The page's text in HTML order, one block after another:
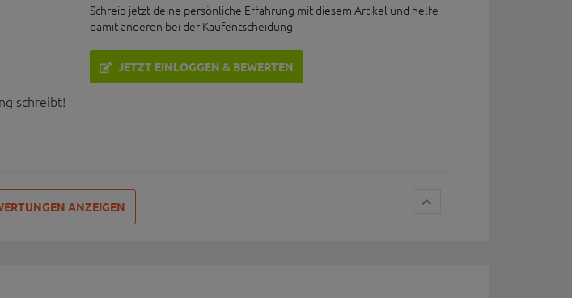
schreibt!
Schreib jetzt deine persönliche Erfahrung mit diesem Artikel und helfe
damit anderen bei der Kaufentscheidung
JETZT EINLOGGEN & BEWERTEN
ANZEIGEN